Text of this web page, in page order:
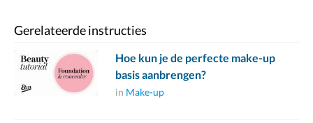
Gerelateerde instructies
Hoe kun je de perfecte make-up
basis aanbrengen?
in Make-up